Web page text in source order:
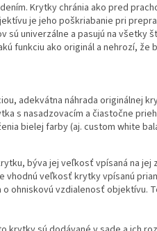
Krytky chránia ako pred
je jeho poškriabanie pri
univerzálne a pasujú na všetky
funkciu ako originál a nehrozí,
adekvátna náhrada originálnej
s nasadzovacím a čiastočne
bielej farby (aj. custom white
býva jej veľkosť vpísaná na jej
veľkosť krytky vpísanú
ohniskovú vzdialenosť objektívu.